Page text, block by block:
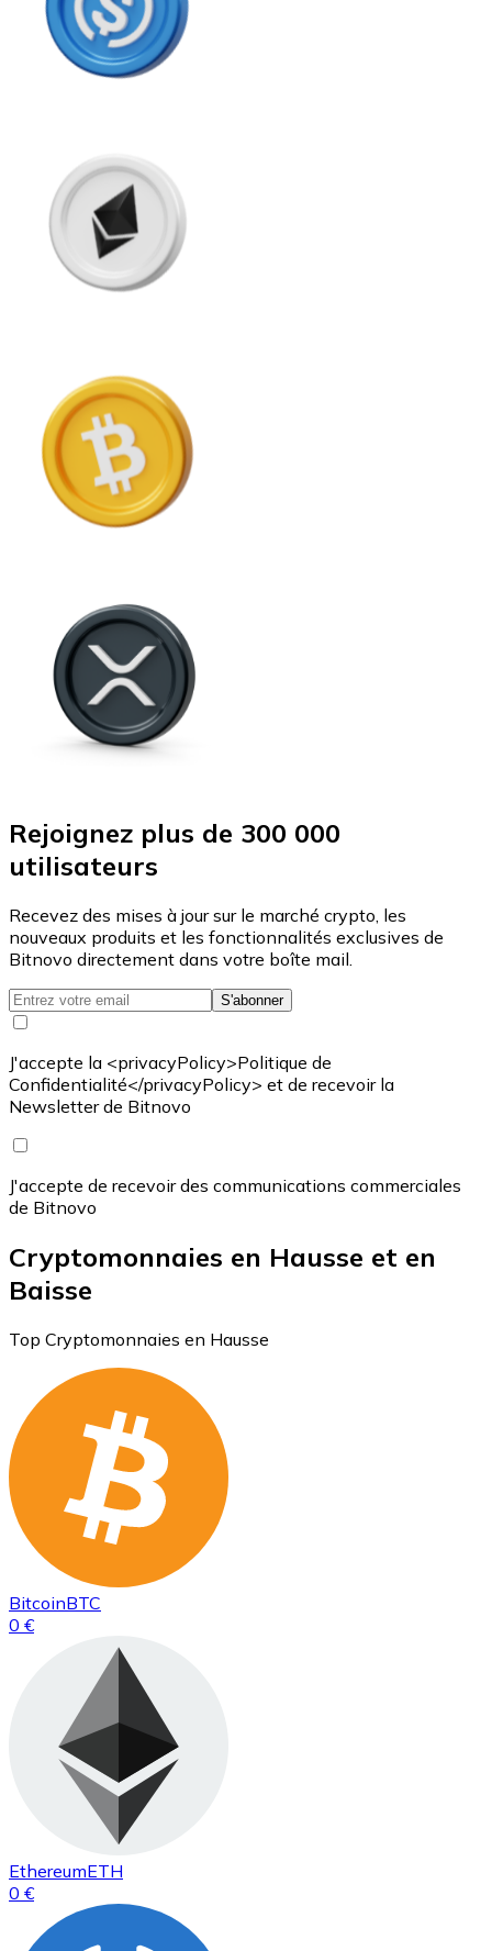
Rejoignez plus de 300 000
utilisateurs
Recevez des mises à jour sur le marché crypto, les
nouveaux produits et les fonctionnalités exclusives de
Bitnovo directement dans votre boîte mail.
S'abonner
J'accepte la <privacyPolicy>Politique de
Confidentialité</privacyPolicy> et de recevoir la
Newsletter de Bitnovo
J'accepte de recevoir des communications commerciales
de Bitnovo
Cryptomonnaies en Hausse et en
Baisse
Top Cryptomonnaies en Hausse
BitcoinBTC
0 €
EthereumETH
0 €